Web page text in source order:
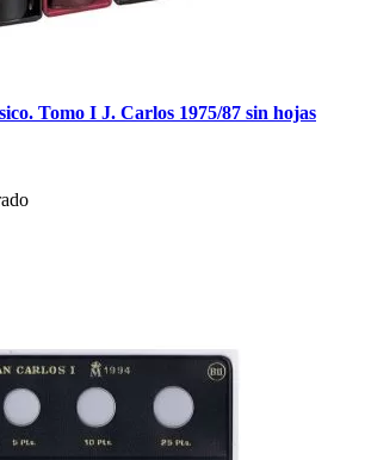
Tomo I J. Carlos 1975/87 sin hojas